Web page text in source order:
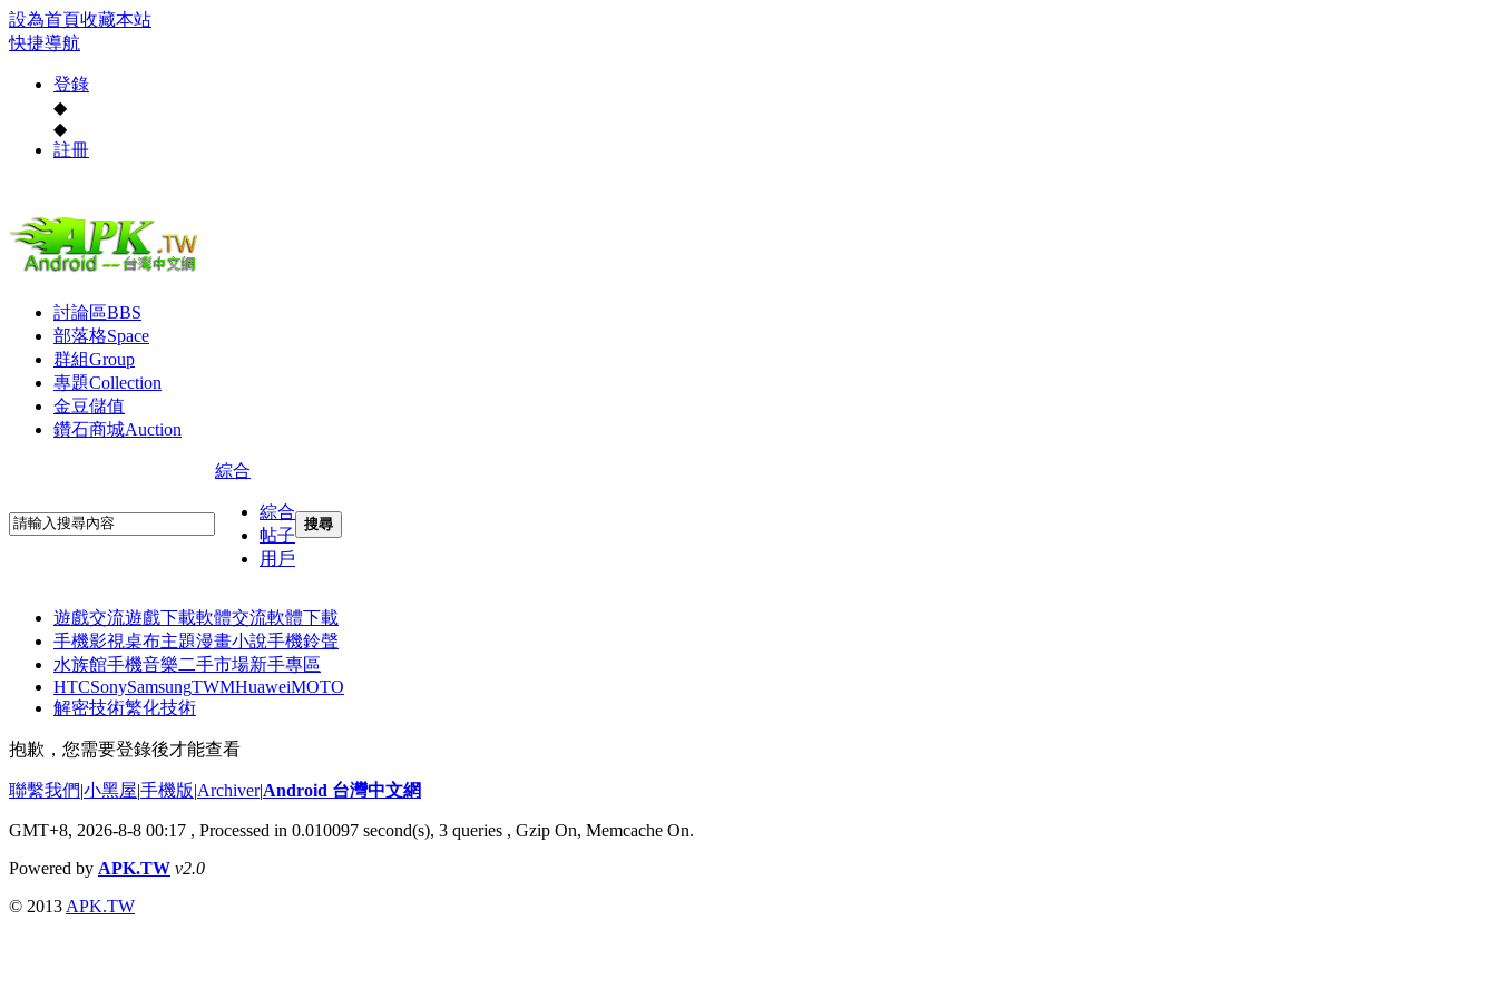
設為首頁收藏本站
快捷導航
登錄
◆
◆
註冊
討論區BBS
部落格Space
群組Group
專題Collection
金豆儲值
鑽石商城Auction
綜合
綜合
帖子
用戶
搜尋
遊戲交流遊戲下載軟體交流軟體下載
手機影視桌布主題漫畫小說手機鈴聲
水族館手機音樂二手市場新手專區
HTCSonySamsungTWMHuaweiMOTO
解密技術繁化技術
抱歉，您需要登錄後才能查看
聯繫我們|小黑屋|手機版|Archiver|Android 台灣中文網
GMT+8, 2026-8-8 00:17 , Processed in 0.010097 second(s), 3 queries , Gzip On, Memcache On.
Powered by APK.TW v2.0
© 2013 APK.TW